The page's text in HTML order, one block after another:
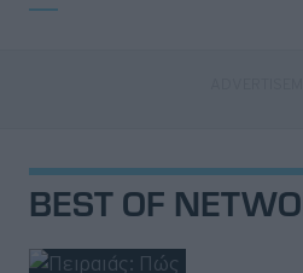
BEST OF